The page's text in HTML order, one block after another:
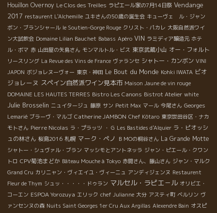
Houillon Overnoy Le Clos des Treilles ラピエール家の7月14日祭 Vendange
2017 restaurent L'Alchemille ユキさんの50歳の誕生会 キューヴェ ル・ジャン
ボン・ブランシャール le Soutien-Gorge Rouge クリスト・パカレ 大阪自然派ワイ
ン大試飲会 Domaine Lilian Bauchet Babass Apéro VIN ラミディア醸造元 ホテ
ル・ボマ 赤 山田屋の矢島さん モンマルトル・ビス 東京武蔵小山 オー・フォルト
リースリング La Revue des Vins de France ヴァランセ シャトー・カンボン VINI
JAPON ボジョレヌーヴォー 東京・神田 Le Bout du Monde Kohki IWATA ビオ
ジョレーヌ スペイン自然派ワイン見本市 Maison Jaune de vin rouge
DOMAINE LES HAUTES TERRES Bistro Les Canons Bistrot Atelier white
Julie Brosselin ニュイタージュ 藤原 サン Petit Max マール 今尾さん Georges
Lemarié ブラーヴ・マルゴ Catherine JAMBON Chef Kôtaro 東京世田谷区・ナカ
モトさん Pierre Nicolas ラ・プラッツ ・ G Les Bastides d'Alquier ラ・ピオッシ
ュの林さん 桜島2016 札幌 マーク・ペノ ＢＭОの桐谷さん La Grande Motte
シャトー・シュヴァル・ブラン マッシモとアントネッラ ジャン・ピエール・クワン
トロ CPV菊池まどか Bâteau Mouche à Tokyo 赤間さん、藤山さん ジャン・マルク
Grand Cru カリニャン・ヴィエイユ・ヴィーニュ アンディジェンヌ Restaurent
Fleur de Thym シュッ・・・・・ドゥラン マルセル・ラピエ－ル オリビエ・
コーエン ESPOA Yorozuya エリック chef Julianne 大分 アスティ町 ベルリン ヴ
ァンセンヌの森 Nuits Saint Georges 1er Cru Aux Argillas Alexendre Bain オスピ